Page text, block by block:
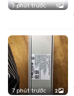
7 phút trước 1
7 phút trước 2